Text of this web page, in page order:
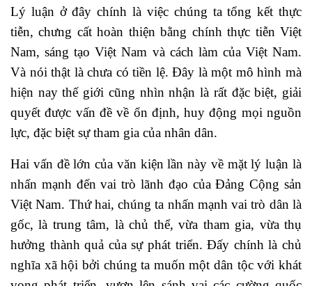
Lý luận ở đây chính là việc chúng ta tổng kết thực
tiễn, chưng cất hoàn thiện bằng chính thực tiễn Việt
Nam, sáng tạo Việt Nam và cách làm của Việt Nam.
Và nói thật là chưa có tiền lệ. Đây là một mô hình mà
hiện nay thế giới cũng nhìn nhận là rất đặc biệt, giải
quyết được vấn đề về ổn định, huy động mọi nguồn
lực, đặc biệt sự tham gia của nhân dân.
Hai vấn đề lớn của văn kiện lần này về mặt lý luận là
nhấn mạnh đến vai trò lãnh đạo của Đảng Cộng sản
Việt Nam. Thứ hai, chúng ta nhấn mạnh vai trò dân là
gốc, là trung tâm, là chủ thể, vừa tham gia, vừa thụ
hưởng thành quả của sự phát triển. Đấy chính là chủ
nghĩa xã hội bởi chúng ta muốn một dân tộc với khát